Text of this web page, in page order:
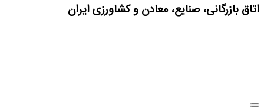
اتاق بازرگانی، صنایع، معادن و کشاورزی ایران